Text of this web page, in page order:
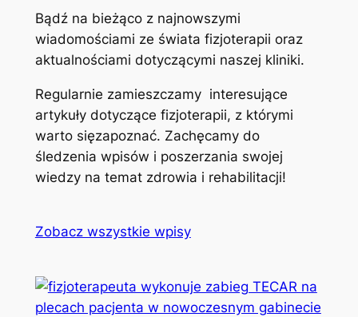
Bądź na bieżąco z najnowszymi
wiadomościami ze świata fizjoterapii oraz
aktualnościami dotyczącymi naszej kliniki.
Regularnie zamieszczamy interesujące
artykuły dotyczące fizjoterapii, z którymi
warto sięzapoznać. Zachęcamy do
śledzenia wpisów i poszerzania swojej
wiedzy na temat zdrowia i rehabilitacji!
Zobacz wszystkie wpisy